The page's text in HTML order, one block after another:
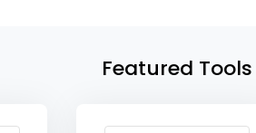
Featured Tools